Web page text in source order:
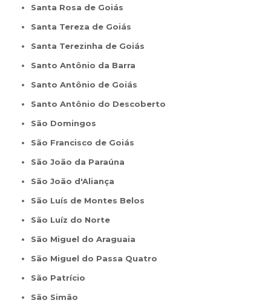
Santa Rosa de Goiás
Santa Tereza de Goiás
Santa Terezinha de Goiás
Santo Antônio da Barra
Santo Antônio de Goiás
Santo Antônio do Descoberto
São Domingos
São Francisco de Goiás
São João da Paraúna
São João d'Aliança
São Luís de Montes Belos
São Luíz do Norte
São Miguel do Araguaia
São Miguel do Passa Quatro
São Patrício
São Simão